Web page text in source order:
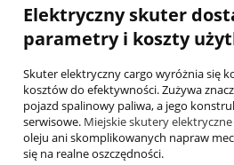
Elektryczny skuter
parametry i koszty
Skuter elektryczny cargo wyróżnia się
kosztów do efektywności. Zużywa
pojazd spalinowy paliwa, a jego
serwisowe. Miejskie skutery elektryczne
oleju ani skomplikowanych napraw
się na realne oszczędności.